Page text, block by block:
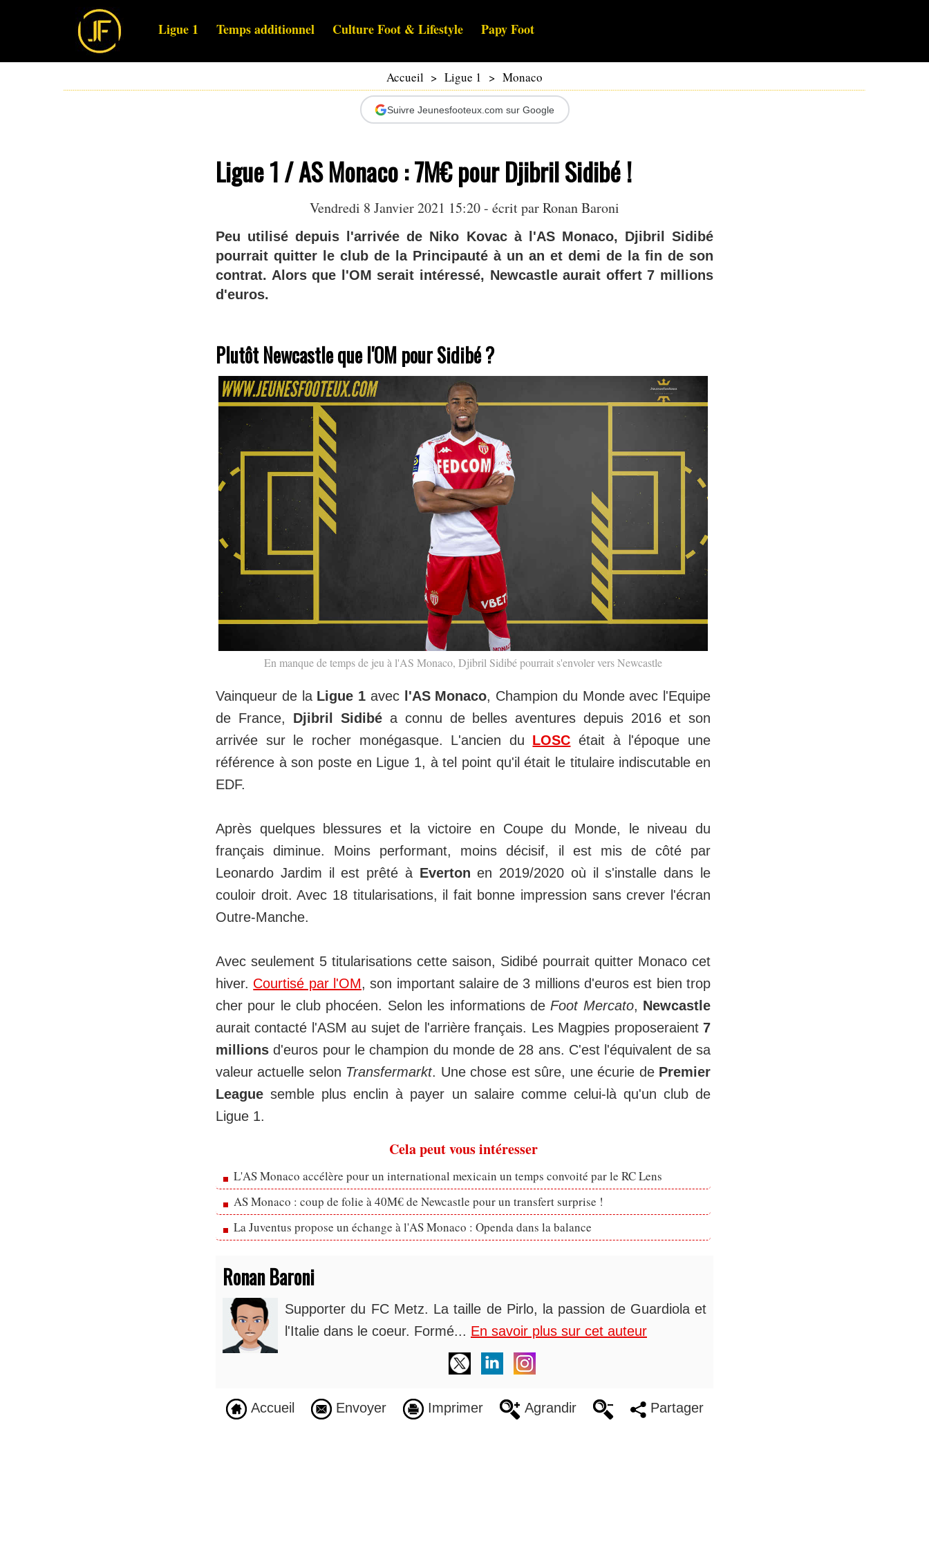
Ligue 1 Temps additionnel Culture Foot & Lifestyle Papy Foot
Accueil > Ligue 1 > Monaco
Suivre Jeunesfooteux.com sur Google
Ligue 1 / AS Monaco : 7M€ pour Djibril Sidibé !
Vendredi 8 Janvier 2021 15:20 - écrit parRonan Baroni
Peu utilisé depuis l'arrivée de Niko Kovac à l'AS Monaco, Djibril Sidibé
pourrait quitter le club de la Principauté à un an et demi de la fin de son
contrat. Alors que l'OM serait intéressé, Newcastle aurait offert 7 millions
d'euros.
Plutôt Newcastle que l'OM pour Sidibé ?
En manque de temps de jeu à l'AS Monaco, Djibril Sidibé pourrait s'envoler vers Newcastle
Vainqueur de la Ligue 1 avec l'AS Monaco, Champion du Monde avec l'Equipe
de France, Djibril Sidibéa connu de belles aventures depuis 2016 et son
arrivée sur le rocher monégasque. L'ancien du LOSC était à l'époque une
référence à son poste en Ligue 1, à tel point qu'il était le titulaire indiscutable en
EDF.
Après quelques blessures et la victoire en Coupe du Monde, le niveau du
français diminue. Moins performant, moins décisif, il est mis de côté par
Leonardo Jardim il est prêté à Everton en 2019/2020 où il s'installe dans le
couloir droit. Avec 18 titularisations, il fait bonne impression sans crever l'écran
Outre-Manche.
Avec seulement 5 titularisations cette saison, Sidibé pourrait quitter Monaco cet
hiver. Courtisé par l'OM, son important salaire de 3 millions d'euros est bien trop
cher pour le club phocéen. Selon les informations de Foot Mercato, Newcastle
aurait contacté l'ASM au sujet de l'arrière français. Les Magpies proposeraient 7
millions d'euros pour le champion du monde de 28 ans. C'est l'équivalent de sa
valeur actuelle selon Transfermarkt. Une chose est sûre, une écurie de Premier
League semble plus enclin à payer un salaire comme celui-là qu'un club de
Ligue 1.
Cela peut vous intéresser
L'AS Monaco accélère pour un international mexicain un temps convoité par le RC Lens
AS Monaco : coup de folie à 40M€ de Newcastle pour un transfert surprise !
La Juventus propose un échange à l'AS Monaco : Openda dans la balance
Ronan Baroni
Supporter du FC Metz. La taille de Pirlo, la passion de Guardiola et
l'Italie dans le coeur. Formé... En savoir plus sur cet auteur
Accueil Envoyer Imprimer Agrandir Partager